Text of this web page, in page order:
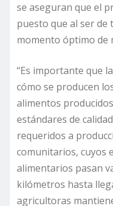
se aseguran que el
puesto que al ser de
momento óptimo de
“Es importante que
cómo se producen
alimentos
estándares de
requeridos a
comunitarios, cuyos
alimentarios pasan
kilómetros hasta
agricultoras